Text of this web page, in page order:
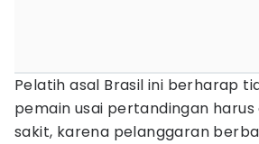
Pelatih asal Brasil ini berharap
pemain usai pertandingan
sakit, karena pelanggaran